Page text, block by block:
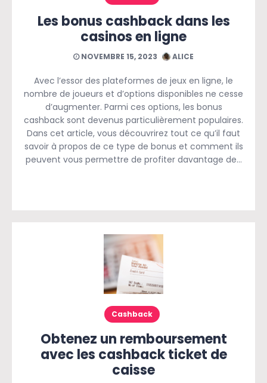
Les bonus cashback dans les
casinos en ligne
NOVEMBRE 15, 2023 ALICE
Avec l’essor des plateformes de jeux en ligne, le
nombre de joueurs et d’options disponibles ne cesse
d’augmenter. Parmi ces options, les bonus
cashback sont devenus particulièrement populaires.
Dans cet article, vous découvrirez tout ce qu’il faut
savoir à propos de ce type de bonus et comment ils
peuvent vous permettre de profiter davantage de…
Cashback
Obtenez un remboursement
avec les cashback ticket de
caisse